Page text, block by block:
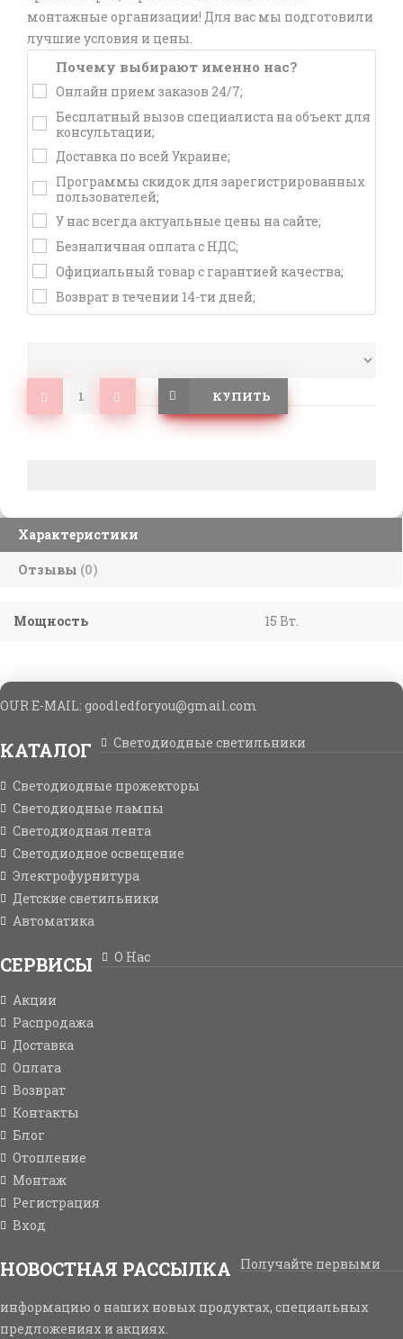
монтажные организации! Для вас мы подготовили
лучшие условия и цены.
Почему выбирают именно нас?
Онлайн прием заказов 24/7;
Бесплатный вызов специалиста на объект для
консультации;
Доставка по всей Украине;
Программы скидок для зарегистрированных
пользователей;
У нас всегда актуальные цены на сайте;
Безналичная оплата с НДС;
Официальный товар с гарантией качества;
Возврат в течении 14-ти дней;
КУПИТЬ
Характеристики
Отзывы (0)
Мощность 15 Вт.
OUR E-MAIL: goodledforyou@gmail.cоm
КАТАЛОГ Светодиодные светильники
Светодиодные прожекторы
Светодиодные лампы
Светодиодная лента
Светодиодное освещение
Электрофурнитура
Детские светильники
Автоматика
СЕРВИСЫ О Нас
Акции
Распродажа
Доставка
Оплата
Возврат
Контакты
Блог
Отопление
Монтаж
Регистрация
Вход
НОВОСТНАЯ РАССЫЛКА Получайте первыми
информацию о наших новых продуктах, специальных
предложениях и акциях.